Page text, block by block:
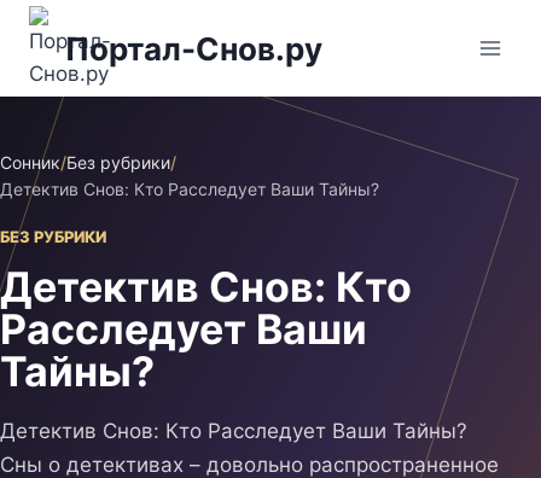
Перейти
содержимому
Портал-Снов.ру
Сонник/Без рубрики/
Детектив Снов: Кто Расследует Ваши Тайны?
БЕЗ РУБРИКИ
Детектив Снов: Кто
Расследует Ваши
Тайны?
Детектив Снов: Кто Расследует Ваши Тайны?
Сны о детективах – довольно распространенное